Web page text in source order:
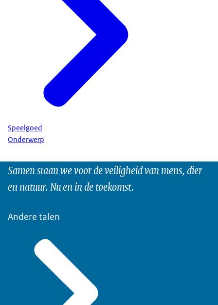
Speelgoed
Onderwerp
Samen staan we voor de veiligheid van mens, dier
en natuur. Nu en in de toekomst.
Andere talen